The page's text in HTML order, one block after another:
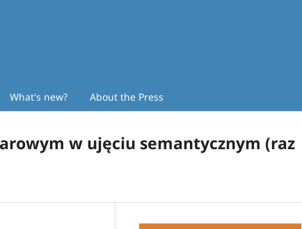
What's new? About the Press
w ujęciu semantycznym (raz